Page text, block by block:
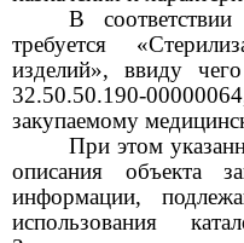
В
требуется
изделий», ввиду
32.50.50.190-
закупаемому
При этом
описания объекта
информации,
использования